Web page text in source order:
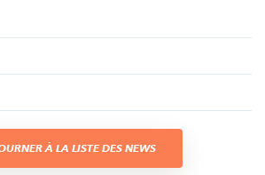
À LA LISTE DES NEWS